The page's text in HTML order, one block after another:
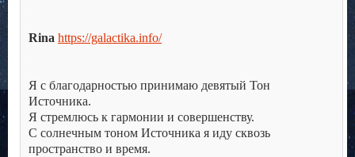
Rina https://galactika.info/
Я с благодарностью принимаю девятый Тон
Источника.
Я стремлюсь к гармонии и совершенству.
С солнечным тоном Источника я иду сквозь
пространство и время.